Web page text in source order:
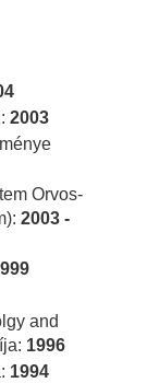
2003
Orvos-
2003 -
and
1996
1994